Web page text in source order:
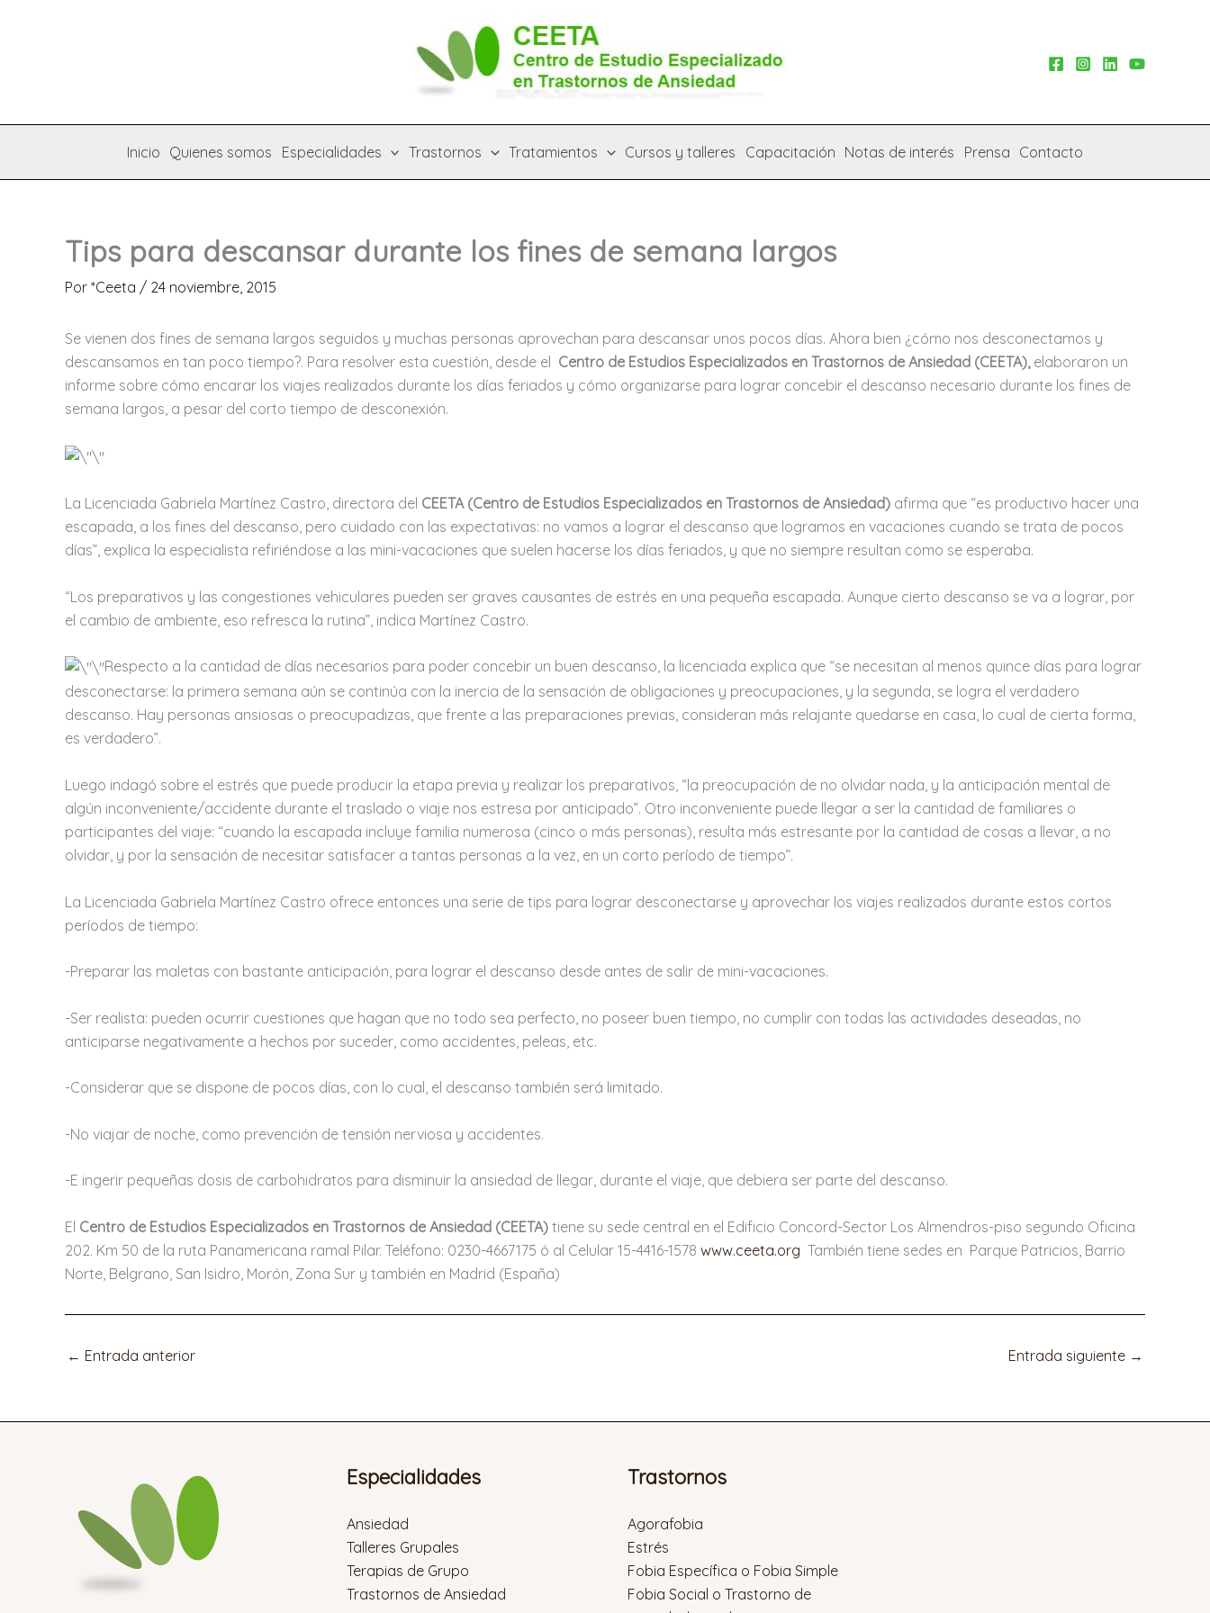
Inicio Quienes somos Especialidades Trastornos Tratamientos Cursos y talleres Capacitación Notas de interés Prensa Contacto
Tips para descansar durante los fines de semana largos
Por *Ceeta / 24 noviembre, 2015
Se vienen dos fines de semana largos seguidos y muchas personas aprovechan para descansar unos pocos días. Ahora bien ¿cómo nos desconectamos y
descansamos en tan poco tiempo?. Para resolver esta cuestión, desde el Centro de Estudios Especializados en Trastornos de Ansiedad (CEETA),elaboraron un
informe sobre cómo encarar los viajes realizados durante los días feriados y cómo organizarse para lograr concebir el descanso necesario durante los fines de
semana largos, a pesar del corto tiempo de desconexión.
La Licenciada Gabriela Martínez Castro, directora del CEETA (Centro de Estudios Especializados en Trastornos de Ansiedad) afirma que “es productivo hacer una
escapada, a los fines del descanso, pero cuidado con las expectativas: no vamos a lograr el descanso que logramos en vacaciones cuando se trata de pocos
días”, explica la especialista refiriéndose a las mini-vacaciones que suelen hacerse los días feriados, y que no siempre resultan como se esperaba.
“Los preparativos y las congestiones vehiculares pueden ser graves causantes de estrés en una pequeña escapada. Aunque cierto descanso se va a lograr, por
el cambio de ambiente, eso refresca la rutina”, indica Martínez Castro.
Respecto a la cantidad de días necesarios para poder concebir un buen descanso, la licenciada explica que “se necesitan al menos quince días para lograr
desconectarse: la primera semana aún se continúa con la inercia de la sensación de obligaciones y preocupaciones, y la segunda, se logra el verdadero
descanso. Hay personas ansiosas o preocupadizas, que frente a las preparaciones previas, consideran más relajante quedarse en casa, lo cual de cierta forma,
es verdadero”.
Luego indagó sobre el estrés que puede producir la etapa previa y realizar los preparativos, “la preocupación de no olvidar nada, y la anticipación mental de
algún inconveniente/accidente durante el traslado o viaje nos estresa por anticipado”. Otro inconveniente puede llegar a ser la cantidad de familiares o
participantes del viaje: “cuando la escapada incluye familia numerosa (cinco o más personas), resulta más estresante por la cantidad de cosas a llevar, a no
olvidar, y por la sensación de necesitar satisfacer a tantas personas a la vez, en un corto período de tiempo”.
La Licenciada Gabriela Martínez Castro ofrece entonces una serie de tips para lograr desconectarse y aprovechar los viajes realizados durante estos cortos
períodos de tiempo:
-Preparar las maletas con bastante anticipación, para lograr el descanso desde antes de salir de mini-vacaciones.
-Ser realista: pueden ocurrir cuestiones que hagan que no todo sea perfecto, no poseer buen tiempo, no cumplir con todas las actividades deseadas, no
anticiparse negativamente a hechos por suceder, como accidentes, peleas, etc.
-Considerar que se dispone de pocos días, con lo cual, el descanso también será limitado.
-No viajar de noche, como prevención de tensión nerviosa y accidentes.
-E ingerir pequeñas dosis de carbohidratos para disminuir la ansiedad de llegar, durante el viaje, que debiera ser parte del descanso.
El Centro de Estudios Especializados en Trastornos de Ansiedad (CEETA) tiene su sede central en el Edificio Concord-Sector Los Almendros-piso segundo Oficina
202. Km 50 de la ruta Panamericana ramal Pilar. Teléfono: 0230-4667175 ó al Celular 15-4416-1578 www.ceeta.org También tiene sedes en Parque Patricios, Barrio
Norte, Belgrano, San Isidro, Morón, Zona Sur y también en Madrid (España)
← Entrada anterior Entrada siguiente →
Especialidades
Ansiedad
Talleres Grupales
Terapias de Grupo
Trastornos de Ansiedad
Trastornos
Agorafobia
Estrés
Fobia Específica o Fobia Simple
Fobia Social o Trastorno de